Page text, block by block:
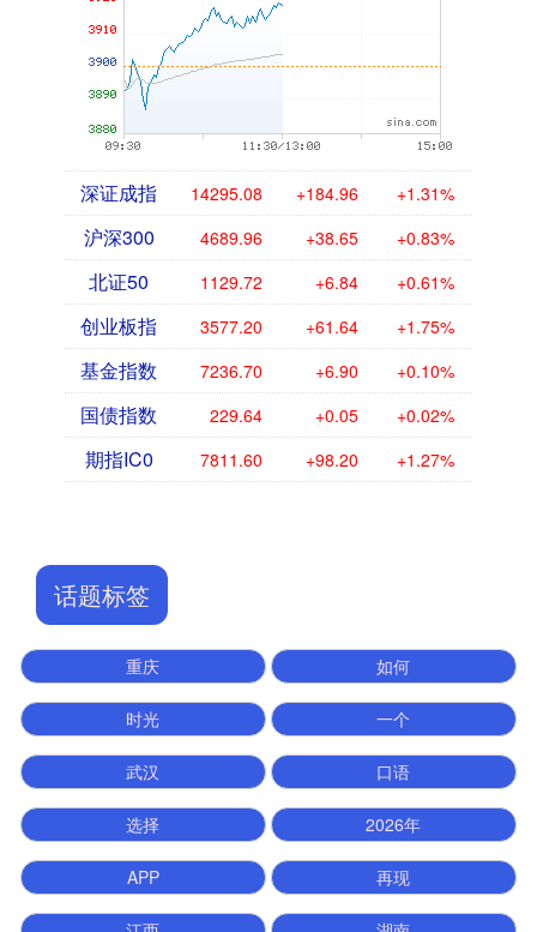
深证成指 14295.08 +184.96 +1.31%
沪深300 4689.96 +38.65 +0.83%
北证50 1129.72 +6.84 +0.61%
创业板指 3577.20 +61.64 +1.75%
基金指数 7236.70 +6.90 +0.10%
国债指数 229.64 +0.05 +0.02%
期指IC0 7811.60 +98.20 +1.27%
话题标签
重庆 如何
时光 一个
武汉 口语
选择 2026年
APP 再现